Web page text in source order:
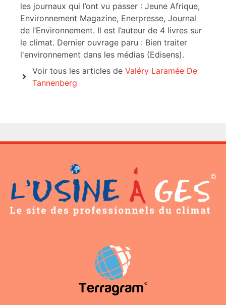
les journaux qui l’ont vu passer : Jeune Afrique,
Environnement Magazine, Enerpresse, Journal
de l’Environnement. Il est l’auteur de 4 livres sur
le climat. Dernier ouvrage paru : Bien traiter
l'environnement dans les médias (Edisens).
Voir tous les articles de Valéry Laramée De
Tannenberg